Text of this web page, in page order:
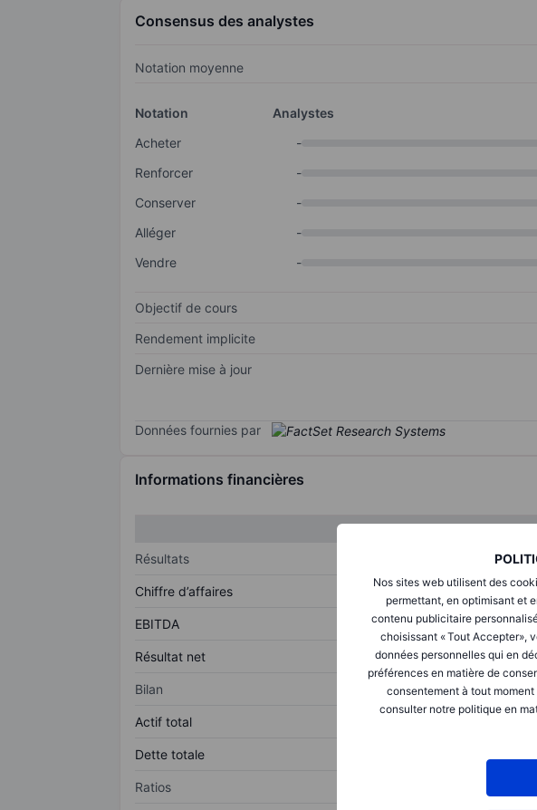
Nos sites web utilisent des
permettant, en optimisant et
contenu publicitaire
choisissant « Tout Accepter»,
données personnelles qui en
préférences en matière de
consentement à tout
consulter notre politique en
Consensus des analystes
Notation moyenne
Notation
Analystes
Acheter
-
Renforcer
-
Conserver
-
Alléger
-
Vendre
-
Objectif de cours
Rendement implicite
Dernière mise à jour
Données fournies par
Informations financières
Résultats
Chiffre d’affaires
EBITDA
Résultat net
Bilan
Actif total
Dette totale
Ratios